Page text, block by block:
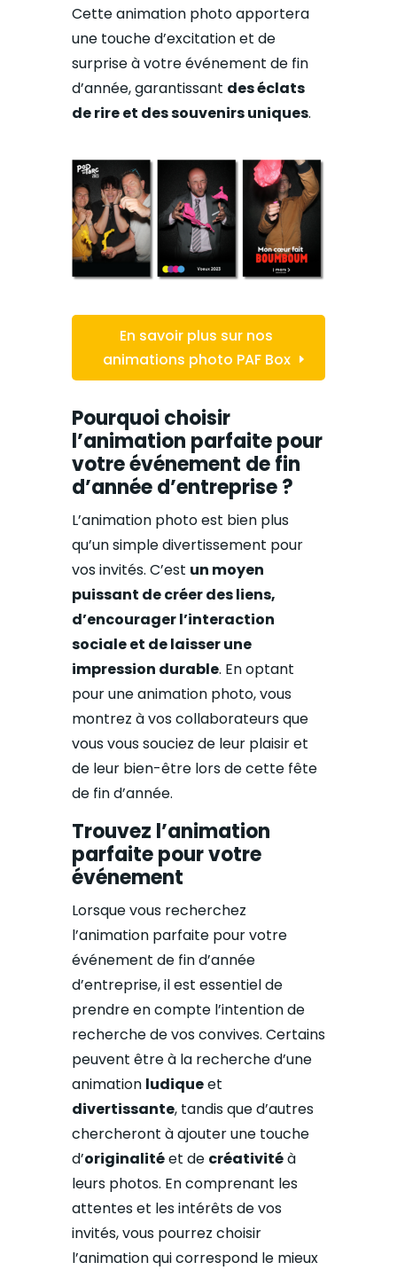
Cette animation photo apportera
une touche d’excitation et de
surprise à votre événement de fin
d’année, garantissant des éclats
de rire et des souvenirs uniques.
En savoir plus sur nos
animations photo PAF Box
Pourquoi choisir
l’animation parfaite pour
votre événement de fin
d’année d’entreprise ?
L’animation photo est bien plus
qu’un simple divertissement pour
vos invités. C’est un moyen
puissant de créer des liens,
d’encourager l’interaction
sociale et de laisser une
impression durable. En optant
pour une animation photo, vous
montrez à vos collaborateurs que
vous vous souciez de leur plaisir et
de leur bien-être lors de cette fête
de fin d’année.
Trouvez l’animation
parfaite pour votre
événement
Lorsque vous recherchez
l’animation parfaite pour votre
événement de fin d’année
d’entreprise, il est essentiel de
prendre en compte l’intention de
recherche de vos convives. Certains
peuvent être à la recherche d’une
animation ludiqueet
divertissante, tandis que d’autres
chercheront à ajouter une touche
d’originalitéet de créativitéà
leurs photos. En comprenant les
attentes et les intérêts de vos
invités, vous pourrez choisir
l’animation qui correspond le mieux